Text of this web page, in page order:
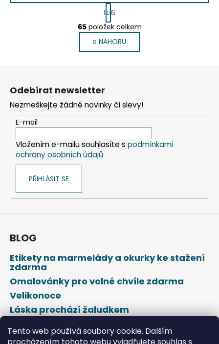
Tento web používá soubory cookie. Dalším
O
v
l
á
d
p
r
v
k
y
u
S
t
r
á
n
k
o
í
1 6
65položek celkem
NAHORU
Odebírat newsletter
Nezmeškejte žádné novinky či slevy!
E-mail
Vložením e-mailu souhlasíte s podmínkami
ochrany osobních údajů
PŘIHLÁSIT SE
BLOG
Etikety na marmelády a okurky ke stažení
zdarma
Omalovánky pro volné chvíle zdarma
Velikonoce
Láska prochází žaludkem